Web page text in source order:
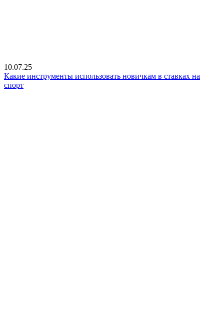
10.07.25
Какие инструменты использовать новичкам в ставках на
спорт